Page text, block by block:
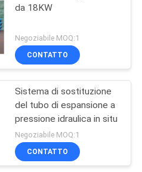
da 18KW
Negoziabile MOQ:1
CONTATTO
Sistema di sostituzione
del tubo di espansione a
pressione idraulica in situ
Negoziabile MOQ:1
CONTATTO